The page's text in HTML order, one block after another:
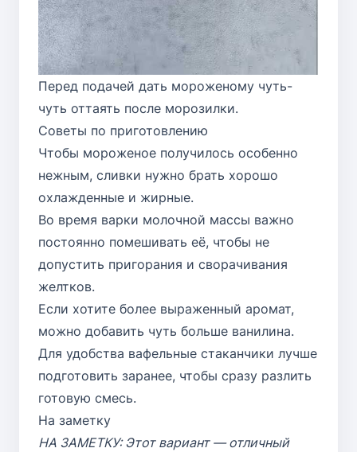
Перед подачей дать мороженому чуть-
чуть оттаять после морозилки.
Советы по приготовлению
Чтобы мороженое получилось особенно
нежным, сливки нужно брать хорошо
охлажденные и жирные.
Во время варки молочной массы важно
постоянно помешивать её, чтобы не
допустить пригорания и сворачивания
желтков.
Если хотите более выраженный аромат,
можно добавить чуть больше ванилина.
Для удобства вафельные стаканчики лучше
подготовить заранее, чтобы сразу разлить
готовую смесь.
На заметку
НА ЗАМЕТКУ: Этот вариант — отличный